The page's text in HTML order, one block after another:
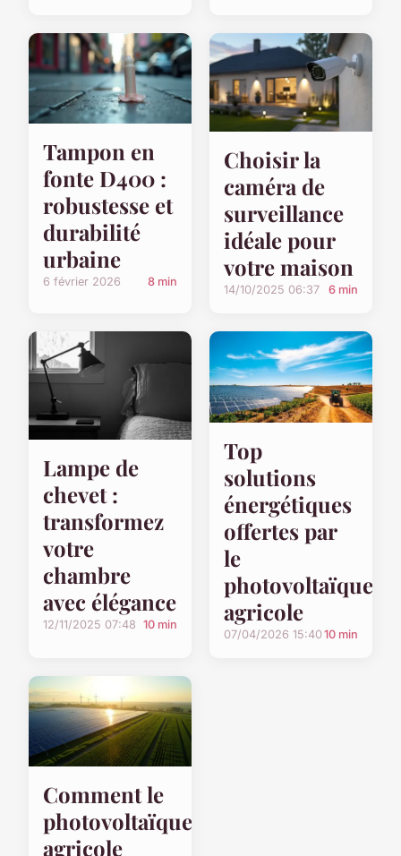
Tampon en
fonte D400 :
robustesse et
durabilité
urbaine
6 février 2026 8 min
Choisir la
caméra de
surveillance
idéale pour
votre maison
14/10/2025 06:37 6 min
Lampe de
chevet :
transformez
votre
chambre
avec élégance
12/11/2025 07:48 10 min
Top
solutions
énergétiques
offertes par
le
photovoltaïque
agricole
07/04/2026 15:4010 min
Comment le
photovoltaïque
agricole